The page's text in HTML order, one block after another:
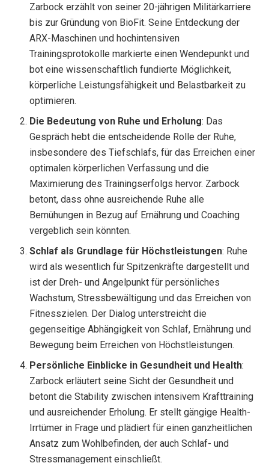
Zarbock erzählt von seiner 20-jährigen Militärkarriere
bis zur Gründung von BioFit. Seine Entdeckung der
ARX-Maschinen und hochintensiven
Trainingsprotokolle markierte einen Wendepunkt und
bot eine wissenschaftlich fundierte Möglichkeit,
körperliche Leistungsfähigkeit und Belastbarkeit zu
optimieren.
Die Bedeutung von Ruhe und Erholung: Das
Gespräch hebt die entscheidende Rolle der Ruhe,
insbesondere des Tiefschlafs, für das Erreichen einer
optimalen körperlichen Verfassung und die
Maximierung des Trainingserfolgs hervor. Zarbock
betont, dass ohne ausreichende Ruhe alle
Bemühungen in Bezug auf Ernährung und Coaching
vergeblich sein könnten.
Schlaf als Grundlage für Höchstleistungen: Ruhe
wird als wesentlich für Spitzenkräfte dargestellt und
ist der Dreh- und Angelpunkt für persönliches
Wachstum, Stressbewältigung und das Erreichen von
Fitnesszielen. Der Dialog unterstreicht die
gegenseitige Abhängigkeit von Schlaf, Ernährung und
Bewegung beim Erreichen von Höchstleistungen.
Persönliche Einblicke in Gesundheit und Health:
Zarbock erläutert seine Sicht der Gesundheit und
betont die Stability zwischen intensivem Krafttraining
und ausreichender Erholung. Er stellt gängige Health-
Irrtümer in Frage und plädiert für einen ganzheitlichen
Ansatz zum Wohlbefinden, der auch Schlaf- und
Stressmanagement einschließt.